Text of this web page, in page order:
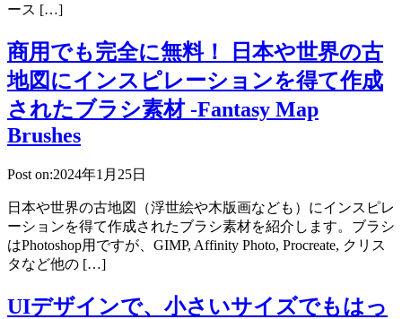
ース […]
商用でも完全に無料！ 日本や世界の古
地図にインスピレーションを得て作成
されたブラシ素材 -Fantasy Map
Brushes
Post on:2024年1月25日
日本や世界の古地図（浮世絵や木版画なども）にインスピレ
ーションを得て作成されたブラシ素材を紹介します。ブラシ
はPhotoshop用ですが、GIMP, Affinity Photo, Procreate, クリス
タなど他の […]
UIデザインで、小さいサイズでもはっ